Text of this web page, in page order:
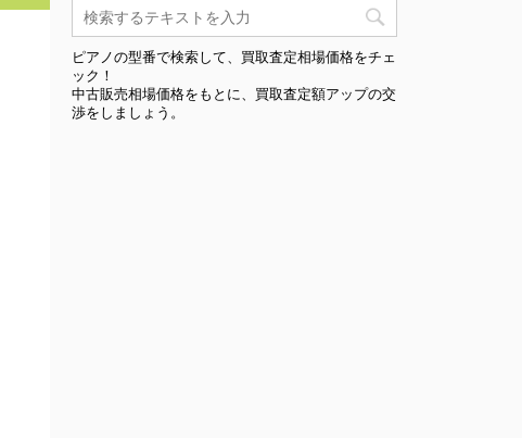
ピアノの型番で検索して、買取査定相場価格をチェ
ック！
中古販売相場価格をもとに、買取査定額アップの交
渉をしましょう。